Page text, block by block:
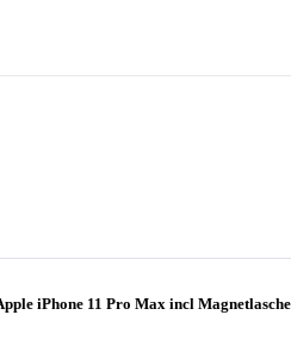
iPhone 11 Pro Max incl